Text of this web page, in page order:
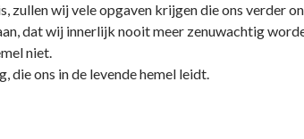
zullen wij vele opgaven krijgen die ons verder
dat wij innerlijk nooit meer zenuwachtig
niet.
die ons in de levende hemel leidt.